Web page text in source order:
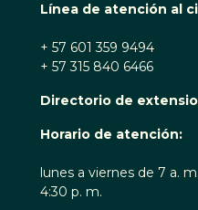
Línea de atención al
+ 57 601 359 9494
+ 57 315 840 6466
Directorio de
Horario de atención:
lunes a viernes de 7 a.
4:30 p. m.